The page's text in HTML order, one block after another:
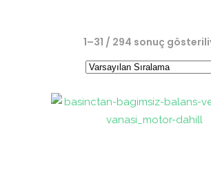
1–31 / 294 sonuç